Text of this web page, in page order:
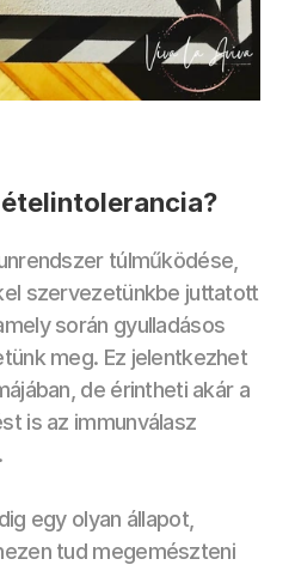
túlműködése,
szervezetünkbe juttatott
során gyulladásos
meg. Ez jelentkezhet
de érintheti akár a
is az immunválasz
egy olyan állapot,
tud megemészteni